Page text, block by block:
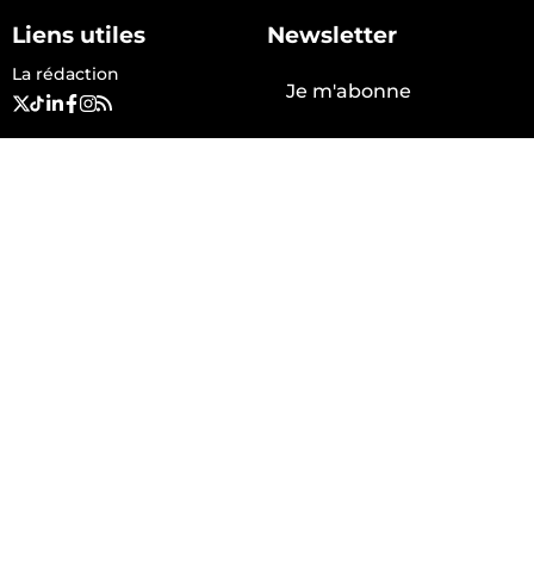
Liens utiles
La rédaction
Newsletter
Je m'abonne